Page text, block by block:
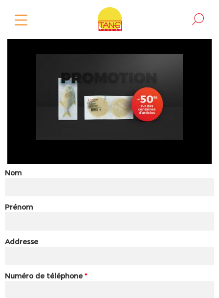
Nom
Prénom
Addresse
Numéro de téléphone *